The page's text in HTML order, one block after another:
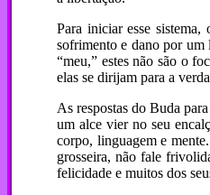
Para iniciar esse
sofrimento e dano por um
“meu,” estes não são o
elas se dirijam para a
As respostas do Buda
um alce vier no seu
corpo, linguagem e
grosseira, não fale
felicidade e muitos dos